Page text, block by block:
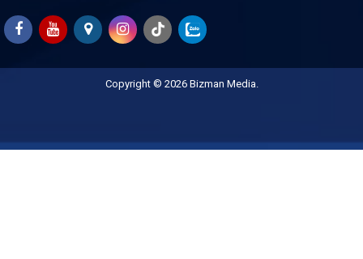
Copyright © 2026 Bizman Media